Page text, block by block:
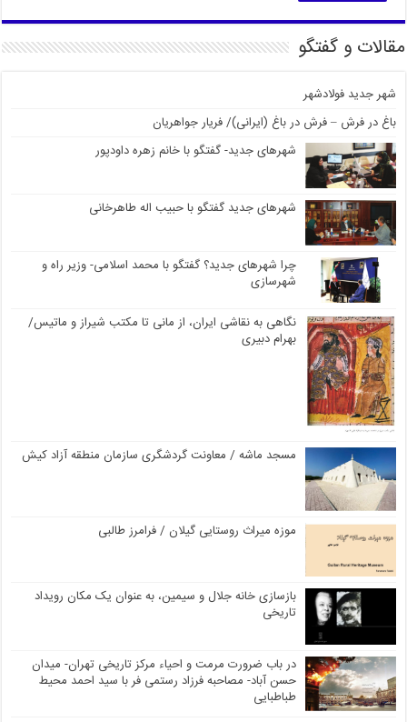
مقالات و گفتگو
شهر جدید فولادشهر
باغ در فرش – فرش در باغ (ایرانی)/ فریار جواهریان
شهرهای جدید- گفتگو با خانم زهره داودپور
شهرهای جدید گفتگو با حبیب اله طاهرخانی
چرا شهرهای جدید؟ گفتگو با محمد اسلامی- وزیر راه و
شهرسازی
نگاهی به نقاشی ایران، از مانی تا مکتب شیراز و ماتیس/
بهرام دبیری
مسجد ماشه / معاونت گردشگری سازمان منطقه آزاد کیش
موزه میراث روستایی گیلان / فرامرز طالبی
بازسازی خانه جلال و سیمین، به عنوان یک مکان رویداد
تاریخی
در باب ضرورت مرمت و احیاء مرکز تاریخی تهران- میدان
حسن آباد- مصاحبه فرزاد رستمی فر با سید احمد محیط
طباطبایی